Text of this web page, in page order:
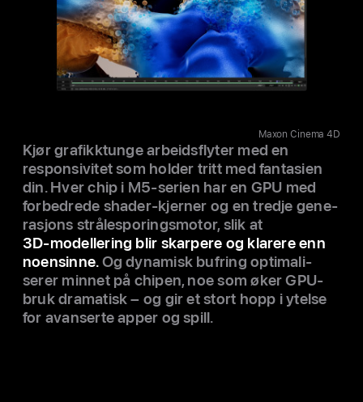
Maxon Cinema 4D
Kjør grafikk­tunge arbeids­flyter med en
responsivitet som holder tritt med fantasien
din. Hver chip i M5-serien har en GPU med
forbedrede shader-kjerner og en tredje gene­
rasjons strålesporings­motor, slik at
3D‑modellering blir skarpere og klarere enn
noen­sinne.Og dynamisk bufring optimali­
serer minnet på chipen, noe som øker GPU-
bruk dramatisk – og gir et stort hopp i ytelse
for avanserte apper og spill.